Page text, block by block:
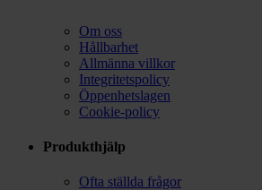
Om oss
Hållbarhet
Allmänna villkor
Integritetspolicy
Öppenhetslagen
Cookie-policy
Produkthjälp
Ofta ställda frågor